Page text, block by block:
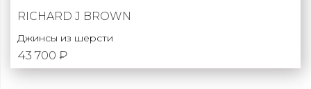
RICHARD J BROWN
Джинсы из шерсти
43 700 ₽